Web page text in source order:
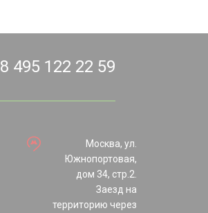
8 495 122 22 59
Москва, ул.
Южнопортовая,
дом 34, стр.2.
Заезд на
территорию через